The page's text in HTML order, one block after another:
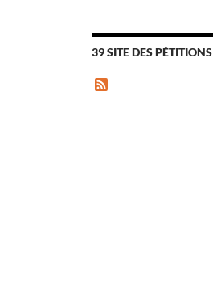
39 SITE DES PÉTITIONS